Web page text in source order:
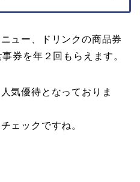
ュー、ドリンクの商品券
券を年２回もらえます。
気優待となっておりま
ェックですね。